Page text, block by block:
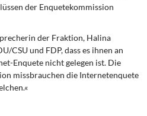
der Enquetekommission
der Fraktion, Halina
CSU und FDP, dass es ihnen an
Enquete nicht gelegen ist. Die
missbrauchen die Internetenquete